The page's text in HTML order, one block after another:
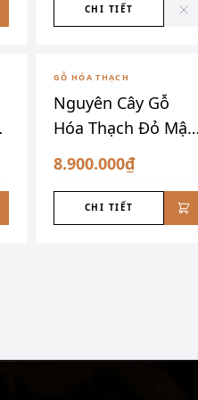
CHI TIẾT
GỖ HÓA THẠCH
Nguyên Cây Gỗ
Hóa Thạch Đỏ Mận
Siêu Đẹp
8.900.000₫
CHI TIẾT